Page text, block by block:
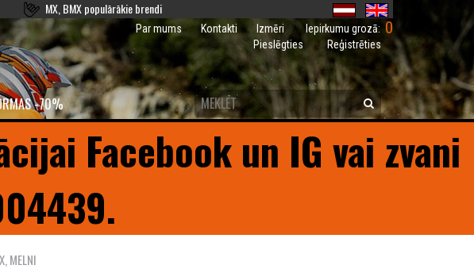
MX, BMX populārākie brendi
Iepirkumu grozā: 0
Par mums Kontakti
Izmēri
Pieslēgties
Reģistrēties
-70%
Facebook un IG vai zvani
MELNI